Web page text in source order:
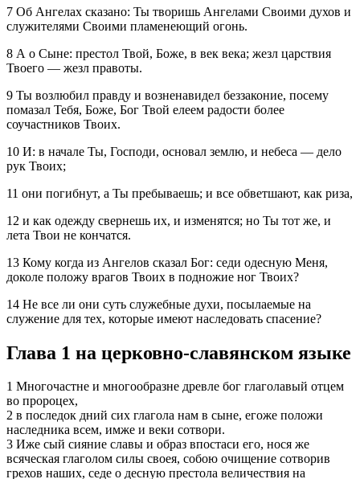
7 Об Ангелах сказано: Ты творишь Ангелами Своими духов и
служителями Своими пламенеющий огонь.
8 А о Сыне: престол Твой, Боже, в век века; жезл царствия
Твоего — жезл правоты.
9 Ты возлюбил правду и возненавидел беззаконие, посему
помазал Тебя, Боже, Бог Твой елеем радости более
соучастников Твоих.
10 И: в начале Ты, Господи, основал землю, и небеса — дело
рук Твоих;
11 они погибнут, а Ты пребываешь; и все обветшают, как риза,
12 и как одежду свернешь их, и изменятся; но Ты тот же, и
лета Твои не кончатся.
13 Кому когда из Ангелов сказал Бог: седи одесную Меня,
доколе положу врагов Твоих в подножие ног Твоих?
14 Не все ли они суть служебные духи, посылаемые на
служение для тех, которые имеют наследовать спасение?
Глава 1 на церковно-славянском языке
1 Многочастне и многообразне древле бог глаголавый отцем
во пророцех,
2 в последок дний сих глагола нам в сыне, егоже положи
наследника всем, имже и веки сотвори.
3 Иже сый сияние славы и образ впостаси его, нося же
всяческая глаголом силы своея, собою очищение сотворив
грехов наших, седе о десную престола величествия на